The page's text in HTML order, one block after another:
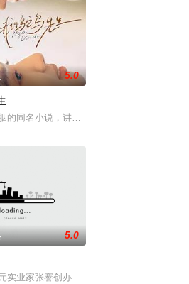
主人公在成长的道路
跨越十年的惊天阴谋。这纸人身上，竟贴
巧合相遇。一人背负过往伤痕，避世居于
5.0
的同名小说，讲述了邻家女孩庞倩（苏晓
始筹备建立冀南银
和生物学意义上的喜欢。”那个夜晚，他脸颊
事扎堆？少年神探慕天行携竹马神探社成员
5.0
实业家张謇创办大生企业，实业报国的故